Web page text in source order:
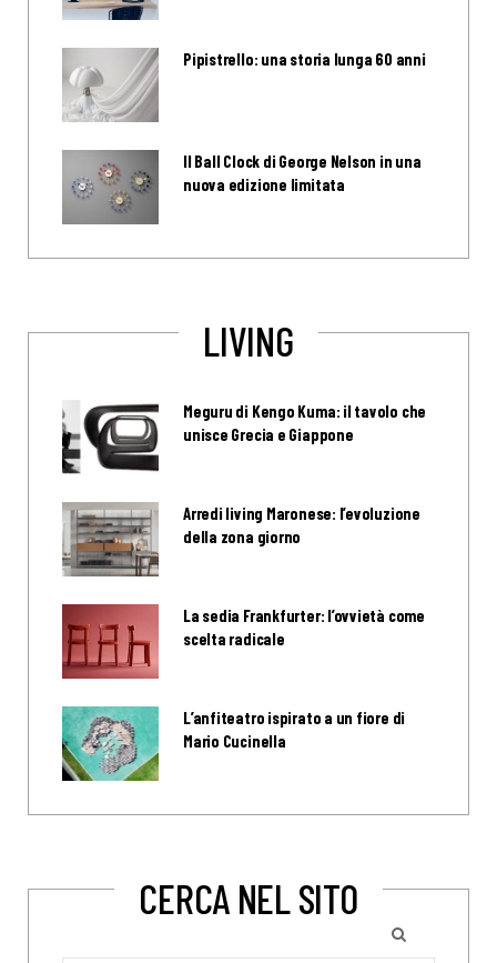
Pipistrello: una storia lunga 60 anni
Il Ball Clock di George Nelson in una
nuova edizione limitata
LIVING
Meguru di Kengo Kuma: il tavolo che
unisce Grecia e Giappone
Arredi living Maronese: l’evoluzione
della zona giorno
La sedia Frankfurter: l’ovvietà come
scelta radicale
L’anfiteatro ispirato a un fiore di
Mario Cucinella
CERCA NEL SITO